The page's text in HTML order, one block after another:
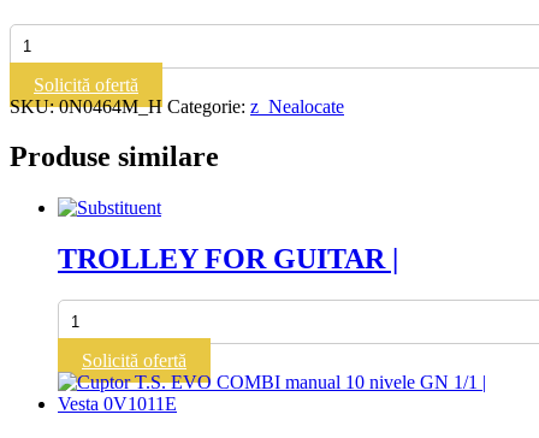
Cantitate
Cuptor
convectie
manual
nivele
Vesta
Solicită ofertă
SKU:0N0464M_H Categorie: z_Nealocate
Produse similare
TROLLEY FOR GUITAR |
Cantitate
TROLLEY
FOR
GUITAR
|
Solicită ofertă